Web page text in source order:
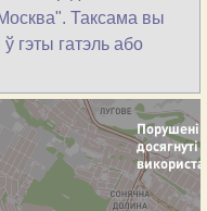
Таксама вы
гэты гатэль або